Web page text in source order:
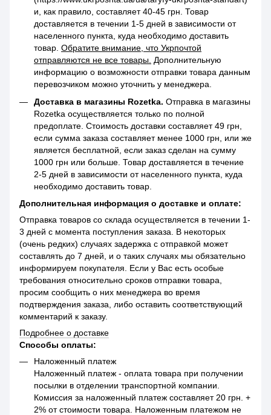
и, как правило, составляет 40-45 грн. Товар
доставляется в течении 1-5 дней в зависимости от
населенного пункта, куда необходимо доставить
товар. Обратите внимание, что Укрпочтой
отправляются не все товары. Дополнительную
информацию о возможности отправки товара данным
перевозчиком можно уточнить у менеджера.
Доставка в магазины Rozetka. Отправка в магазины
Rozetka осуществляется только по полной
предоплате. Стоимость доставки составляет 49 грн,
если сумма заказа составляет менее 1000 грн, или же
является бесплатной, если заказ сделан на сумму
1000 грн или больше. Товар доставляется в течение
2-5 дней в зависимости от населенного пункта, куда
необходимо доставить товар.
Дополнительная информация о доставке и оплате:
Отправка товаров со склада осуществляется в течении 1-
3 дней с момента поступления заказа. В некоторых
(очень редких) случаях задержка с отправкой может
составлять до 7 дней, и о таких случаях мы обязательно
информируем покупателя. Если у Вас есть особые
требования относительно сроков отправки товара,
просим сообщить о них менеджера во время
подтверждения заказа, либо оставить соответствующий
комментарий к заказу.
Подробнее о доставке
Способы оплаты:
Наложенный платеж
Наложенный платеж - оплата товара при получении
посылки в отделении транспортной компании.
Комиссия за наложенный платеж составляет 20 грн. +
2% от стоимости товара. Наложенным платежом не